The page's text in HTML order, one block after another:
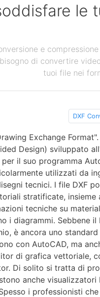
le
e
di convertire
tuoi file nei
DXF
Exchange Format".
Design) sviluppato
il suo programma
utilizzati da
tecnici. I file DXF
stratificate, insieme
tecniche su
i diagrammi. Sebbene il
è ancora uno standard
con AutoCAD, ma
di grafica vettoriale,
Di solito si tratta di
anche visualizzatori
i professionisti che